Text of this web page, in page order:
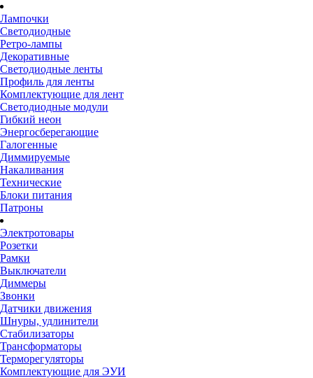
Лампочки
Светодиодные
Ретро-лампы
Декоративные
Светодиодные ленты
Профиль для ленты
Комплектующие для лент
Светодиодные модули
Гибкий неон
Энергосберегающие
Галогенные
Диммируемые
Накаливания
Технические
Блоки питания
Патроны
Электротовары
Розетки
Рамки
Выключатели
Диммеры
Звонки
Датчики движения
Шнуры, удлинители
Стабилизаторы
Трансформаторы
Терморегуляторы
Комплектующие для ЭУИ